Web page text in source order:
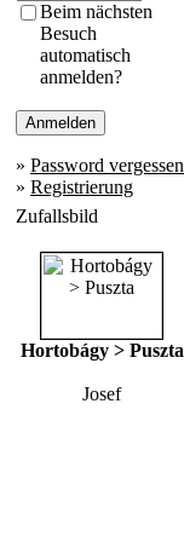
Beim nächsten
Besuch
automatisch
anmelden?
» Password vergessen
» Registrierung
Zufallsbild
Hortobágy > Puszta
Josef